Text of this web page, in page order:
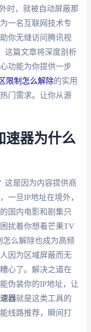
时，就被自动屏蔽那
一名互联网技术专
你无缝访问腾讯视
这篇文章将深度剖析
功能为你提供一步
限制怎么解除的实用
门需求。让你从源
速器为什么
这是因为内容提供商
一旦IP地址在境外，
国内电影和剧集只
扰着你想看芒果TV
么解除也成为高频
因为区域屏蔽而无
心了。解决之道在
伪装你的IP地址，让
器就是这类工具的
线路推荐，瞬间打